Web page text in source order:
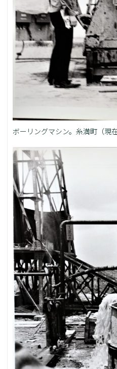
ボーリングマシン。糸満町（現